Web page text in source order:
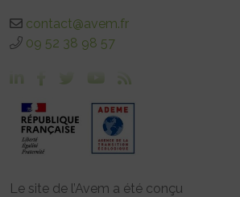
contact@avem.fr
09 52 38 98 57
Le site de l’Avem a été conçu